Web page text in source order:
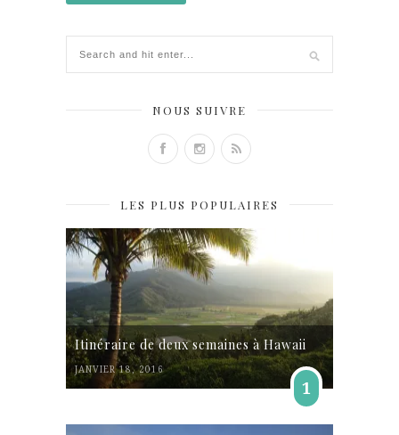
NOUS SUIVRE
LES PLUS POPULAIRES
Itinéraire de deux semaines à Hawaii
JANVIER 18, 2016
1